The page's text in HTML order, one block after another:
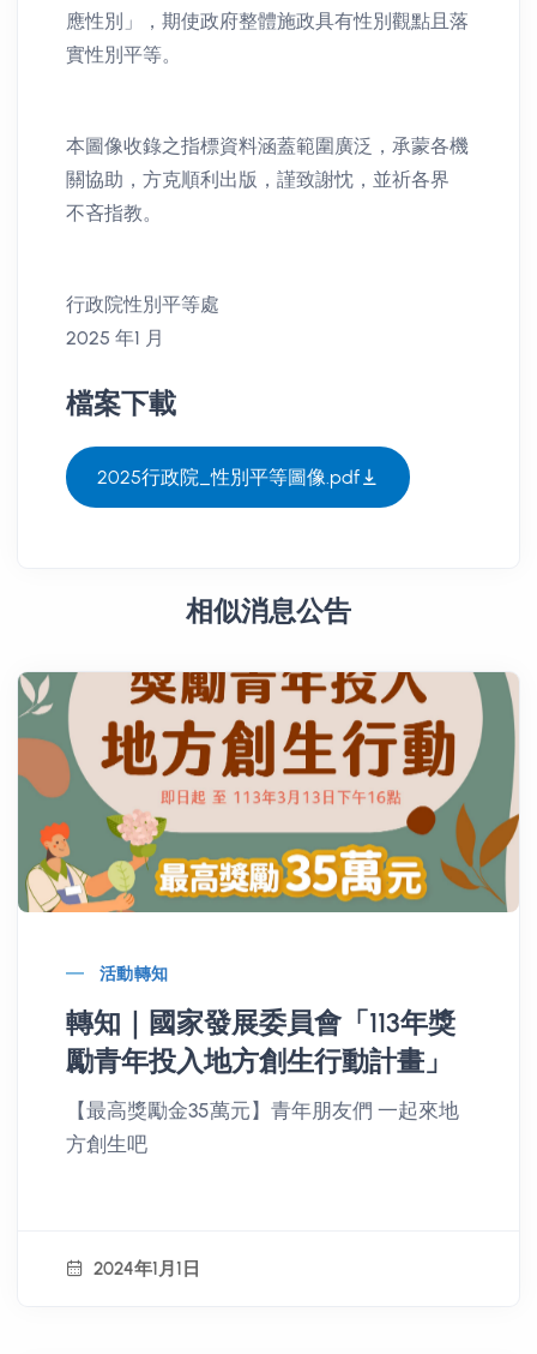
應性別」，期使政府整體施政具有性別觀點且落
實性別平等。
本圖像收錄之指標資料涵蓋範圍廣泛，承蒙各機
關協助，方克順利出版，謹致謝忱，並祈各界
不吝指教。
行政院性別平等處
2025 年1 月
檔案下載
2025行政院_性別平等圖像.pdf
相似消息公告
活動轉知
轉知｜國家發展委員會「113年獎
勵青年投入地方創生行動計畫」
【最高獎勵金35萬元】青年朋友們 一起來地
方創生吧
2024年1月1日